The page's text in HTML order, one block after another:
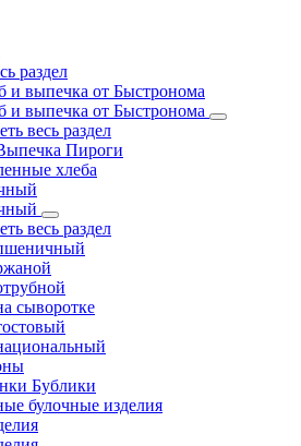
раздел
и выпечка от Быстронома
и выпечка от Быстронома
весь раздел
Пироги
хлеба
весь раздел
сыворотке
Бублики
булочные изделия